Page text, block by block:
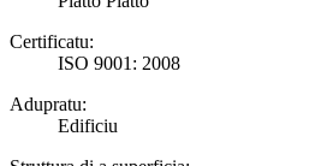
Certificatu:
ISO 9001: 2008
Adupratu:
Edificiu